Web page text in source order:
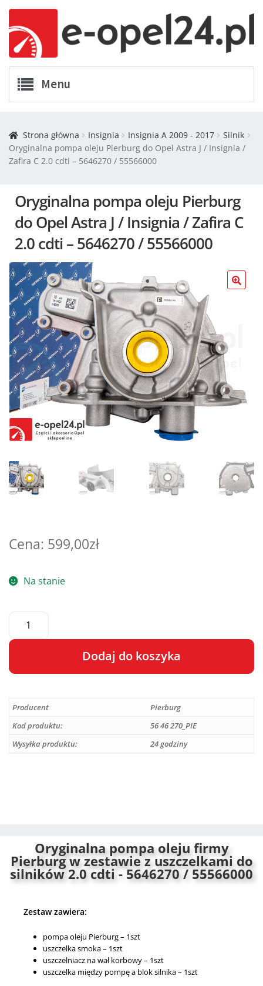
Menu
Zamówienia
Koszyk
Promocje
Poradniki
Strona główna Insignia Insignia A 2009 - 2017
Silnik
Oryginalna pompa oleju Pierburg do Opel Astra J / Insignia /
Zafira C 2.0 cdti – 5646270 / 55566000
Oryginalna pompa oleju Pierburg
do Opel Astra J / Insignia / Zafira C
2.0 cdti – 5646270 / 55566000
599,00zł
Na stanie
Dodaj do koszyka
e
Producent
Pierburg
Kod produktu:
56 46 270_PIE
Wysyłka produktu:
24 godziny
Oryginalna pompa oleju firmy
Pierburg w zestawie z uszczelkami do
silników 2.0 cdti - 5646270 / 55566000
Zestaw zawiera:
pompa oleju Pierburg – 1szt
uszczelka smoka – 1szt
uszczelniacz na wał korbowy – 1szt
uszczelka między pompę a blok silnika – 1szt